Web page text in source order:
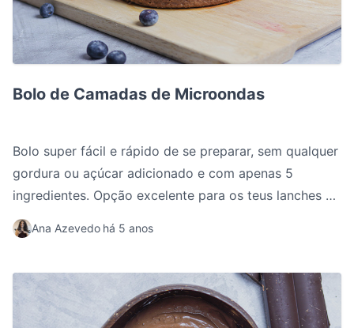
Bolo de Camadas de Microondas
Bolo super fácil e rápido de se preparar, sem qualquer
gordura ou açúcar adicionado e com apenas 5
ingredientes. Opção excelente para os teus lanches ou
pequenos almoços mais docinhos!
Ana Azevedo há 5 anos